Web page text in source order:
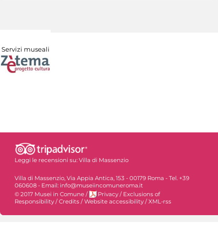
Servizi museali
Leggi le recensioni su: Villa di Massenzio
Villa di Massenzio, Via Appia Antica, 153 - 00179 Roma - Tel. +39
060608 - Email: info@museiincomuneroma.it
© 2017 Musei in Comune / Privacy / Exclusions of
Responsibility /Credits /Website accessibility /XML-rss